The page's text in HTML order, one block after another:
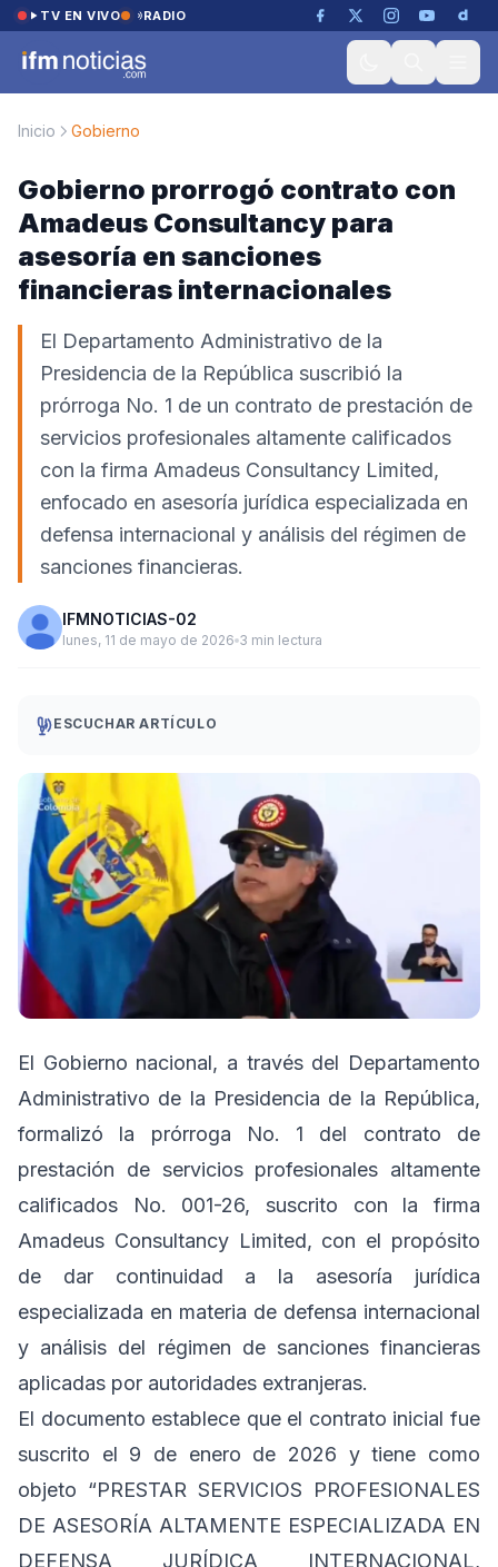
Saltar al contenido
TV EN VIVO RADIO
Inicio Gobierno
Gobierno prorrogó contrato con
Amadeus Consultancy para
asesoría en sanciones
financieras internacionales
El Departamento Administrativo de la
Presidencia de la República suscribió la
prórroga No. 1 de un contrato de prestación de
servicios profesionales altamente calificados
con la firma Amadeus Consultancy Limited,
enfocado en asesoría jurídica especializada en
defensa internacional y análisis del régimen de
sanciones financieras.
IFMNOTICIAS-02
lunes, 11 de mayo de 2026 3 min lectura
ESCUCHAR ARTÍCULO
El Gobierno nacional, a través del Departamento
Administrativo de la Presidencia de la República,
formalizó la prórroga No. 1 del contrato de
prestación de servicios profesionales altamente
calificados No. 001-26, suscrito con la firma
Amadeus Consultancy Limited, con el propósito
de dar continuidad a la asesoría jurídica
especializada en materia de defensa internacional
y análisis del régimen de sanciones financieras
aplicadas por autoridades extranjeras.
El documento establece que el contrato inicial fue
suscrito el 9 de enero de 2026 y tiene como
objeto “PRESTAR SERVICIOS PROFESIONALES
DE ASESORÍA ALTAMENTE ESPECIALIZADA EN
DEFENSA JURÍDICA INTERNACIONAL,